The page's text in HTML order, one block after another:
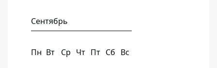
Сентябрь
Пн Вт Ср Чт Пт Сб Вс